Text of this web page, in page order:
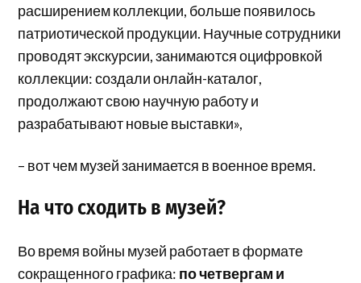
расширением коллекции, больше появилось
патриотической продукции. Научные сотрудники
проводят экскурсии, занимаются оцифровкой
коллекции: создали онлайн-каталог,
продолжают свою научную работу и
разрабатывают новые выставки»,
– вот чем музей занимается в военное время.
На что сходить в музей?
Во время войны музей работает в формате
сокращенного графика: по четвергам и